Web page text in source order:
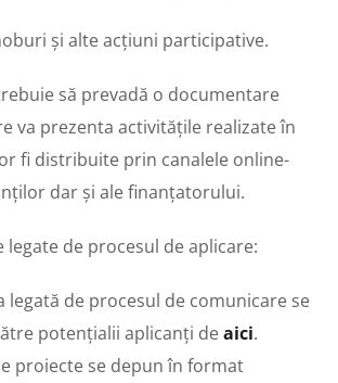
și alte acțiuni participative.
să prevadă o documentare
va prezenta activitățile realizate în
fi distribuite prin canalele online-
dar și ale finanțatorului.
legate de procesul de aplicare:
legată de procesul de comunicare se
potențialii aplicanți deaici.
proiecte se depun în format